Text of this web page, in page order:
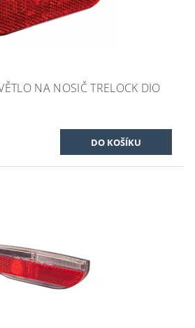
NA NOSIČ TRELOCK DIO